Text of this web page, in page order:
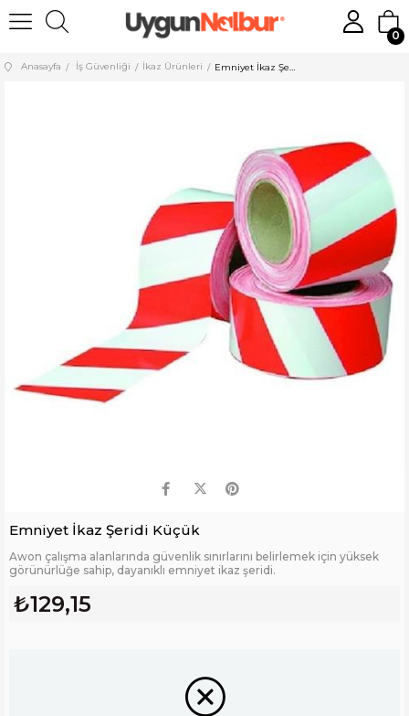
0
Anasayfa İş Güvenliği İkaz Ürünleri
Emniyet İkaz Şeridi Küçük
Awon çalışma alanlarında güvenlik sınırlarını belirlemek için yüksek
görünürlüğe sahip, dayanıklı emniyet ikaz şeridi.
₺129,15